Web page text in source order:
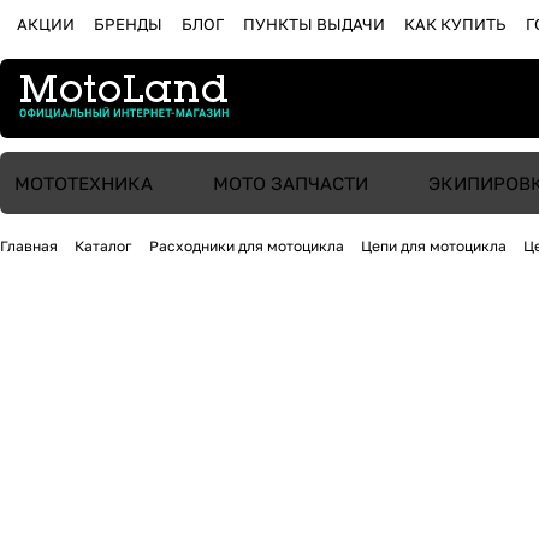
АКЦИИ БРЕНДЫ БЛОГ ПУНКТЫ ВЫДАЧИ КАК КУПИТЬ
МОТОТЕХНИКА МОТО ЗАПЧАСТИ
Главная Каталог Расходники для мотоцикла Цепи для мотоцикла